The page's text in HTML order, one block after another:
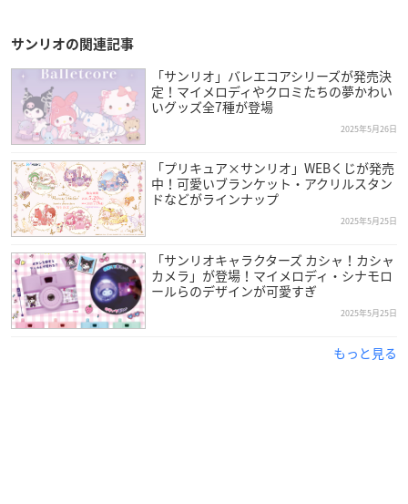
サンリオの関連記事
「サンリオ」バレエコアシリーズが発売決
定！マイメロディやクロミたちの夢かわい
いグッズ全7種が登場
2025年5月26日
「プリキュア×サンリオ」WEBくじが発売
中！可愛いブランケット・アクリルスタン
ドなどがラインナップ
2025年5月25日
「サンリオキャラクターズ カシャ！カシャ
カメラ」が登場！マイメロディ・シナモロ
ールらのデザインが可愛すぎ
2025年5月25日
もっと見る